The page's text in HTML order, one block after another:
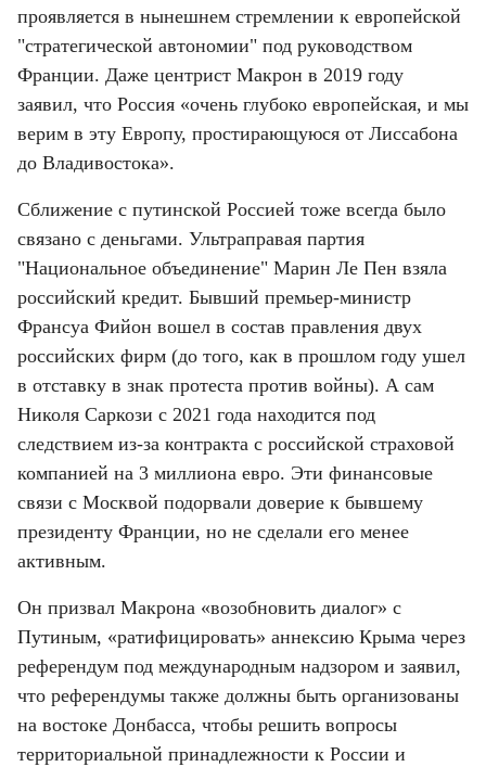
проявляется в нынешнем стремлении к европейской
"стратегической автономии" под руководством
Франции. Даже центрист Макрон в 2019 году
заявил, что Россия «очень глубоко европейская, и мы
верим в эту Европу, простирающуюся от Лиссабона
до Владивостока».
Сближение с путинской Россией тоже всегда было
связано с деньгами. Ультраправая партия
"Национальное объединение" Марин Ле Пен взяла
российский кредит. Бывший премьер-министр
Франсуа Фийон вошел в состав правления двух
российских фирм (до того, как в прошлом году ушел
в отставку в знак протеста против войны). А сам
Николя Саркози с 2021 года находится под
следствием из-за контракта с российской страховой
компанией на 3 миллиона евро. Эти финансовые
связи с Москвой подорвали доверие к бывшему
президенту Франции, но не сделали его менее
активным.
Он призвал Макрона «возобновить диалог» с
Путиным, «ратифицировать» аннексию Крыма через
референдум под международным надзором и заявил,
что референдумы также должны быть организованы
на востоке Донбасса, чтобы решить вопросы
территориальной принадлежности к России и